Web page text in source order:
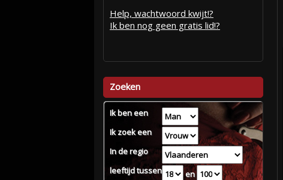
Help, wachtwoord kwijt!?
Ik ben nog geen gratis lid!?
Zoeken
Ik ben een
Ik zoek een
In de regio
leeftijd tussen
en